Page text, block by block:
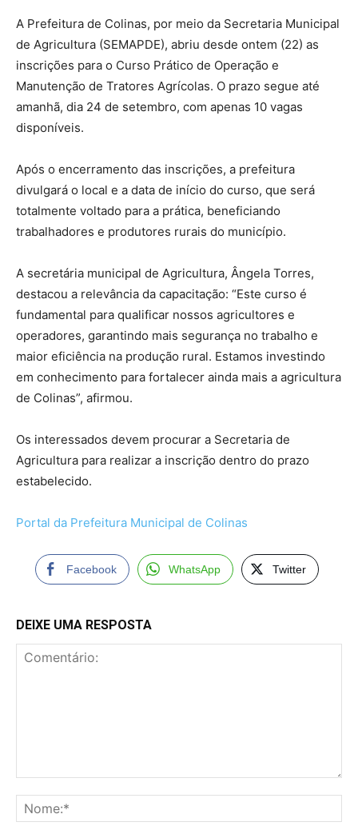
A Prefeitura de Colinas, por meio da Secretaria Municipal
de Agricultura (SEMAPDE), abriu desde ontem (22) as
inscrições para o Curso Prático de Operação e
Manutenção de Tratores Agrícolas. O prazo segue até
amanhã, dia 24 de setembro, com apenas 10 vagas
disponíveis.
Após o encerramento das inscrições, a prefeitura
divulgará o local e a data de início do curso, que será
totalmente voltado para a prática, beneficiando
trabalhadores e produtores rurais do município.
A secretária municipal de Agricultura, Ângela Torres,
destacou a relevância da capacitação: “Este curso é
fundamental para qualificar nossos agricultores e
operadores, garantindo mais segurança no trabalho e
maior eficiência na produção rural. Estamos investindo
em conhecimento para fortalecer ainda mais a agricultura
de Colinas”, afirmou.
Os interessados devem procurar a Secretaria de
Agricultura para realizar a inscrição dentro do prazo
estabelecido.
Portal da Prefeitura Municipal de Colinas
Facebook WhatsApp Twitter
DEIXE UMA RESPOSTA